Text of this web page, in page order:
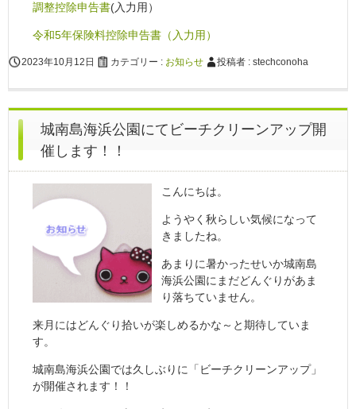
調整控除申告書(入力用）
令和5年保険料控除申告書（入力用）
2023年10月12日 カテゴリー : お知らせ 投稿者 : stechconoha
城南島海浜公園にてビーチクリーンアップ開
催します！！
こんにちは。
ようやく秋らしい気候になって
きましたね。
あまりに暑かったせいか城南島
海浜公園にまだどんぐりがあま
り落ちていません。
来月にはどんぐり拾いが楽しめるかな～と期待していま
す。
城南島海浜公園では久しぶりに「ビーチクリーンアップ」
が開催されます！！